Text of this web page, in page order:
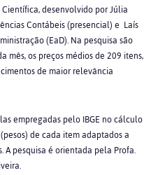
desenvolvido por Júlia
Contábeis (presencial) e Laís
(EaD). Na pesquisa são
mês, os preços médios de 209 itens,
de maior relevância
empregadas pelo IBGE no cálculo
de cada item adaptados a
A pesquisa é orientada pela Profa.